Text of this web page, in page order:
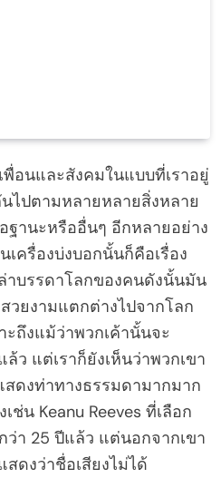
พื่อนและสังคมในแบบที่เราอยู่
ไปตามหลายหลายสิ่งหลาย
ฐานะหรืออื่นๆ อีกหลายอย่าง
เครื่องบ่งบอกนั้นก็คือเรื่อง
าบรรดาโลกของคนดังนั้นมัน
วยงามแตกต่างไปจากโลก
ะถึงแม้ว่าพวกเค้านั้นจะ
ว แต่เราก็ยังเห็นว่าพวกเขา
ดงท่าทางธรรมดามากมาก
ช่น Keanu Reeves ที่เลือก
า 25 ปีแล้ว แต่นอกจากเขา
ดงว่าชื่อเสียงไม่ได้